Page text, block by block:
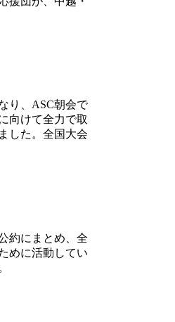
り、ASC朝会で
向けて全力で取
した。全国大会
約にまとめ、全
めに活動してい